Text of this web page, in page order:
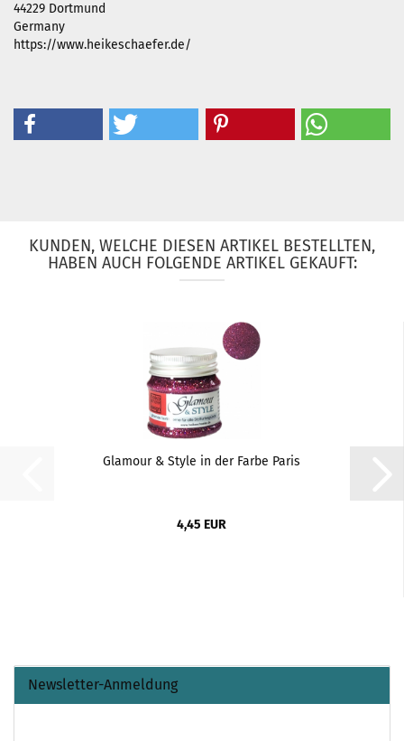
44229 Dortmund
Germany
https://www.heikeschaefer.de/
KUNDEN, WELCHE DIESEN ARTIKEL BESTELLTEN,
HABEN AUCH FOLGENDE ARTIKEL GEKAUFT:
Glamour & Style in der Farbe Paris
4,45 EUR
Newsletter-Anmeldung